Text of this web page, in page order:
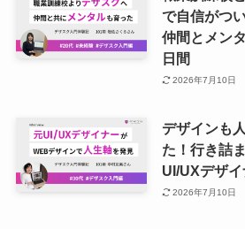
で自信がつ
仲間とメン
日間
2026年7月10日
デザインも
た！行き詰
UI/UXデザ
2026年7月10日